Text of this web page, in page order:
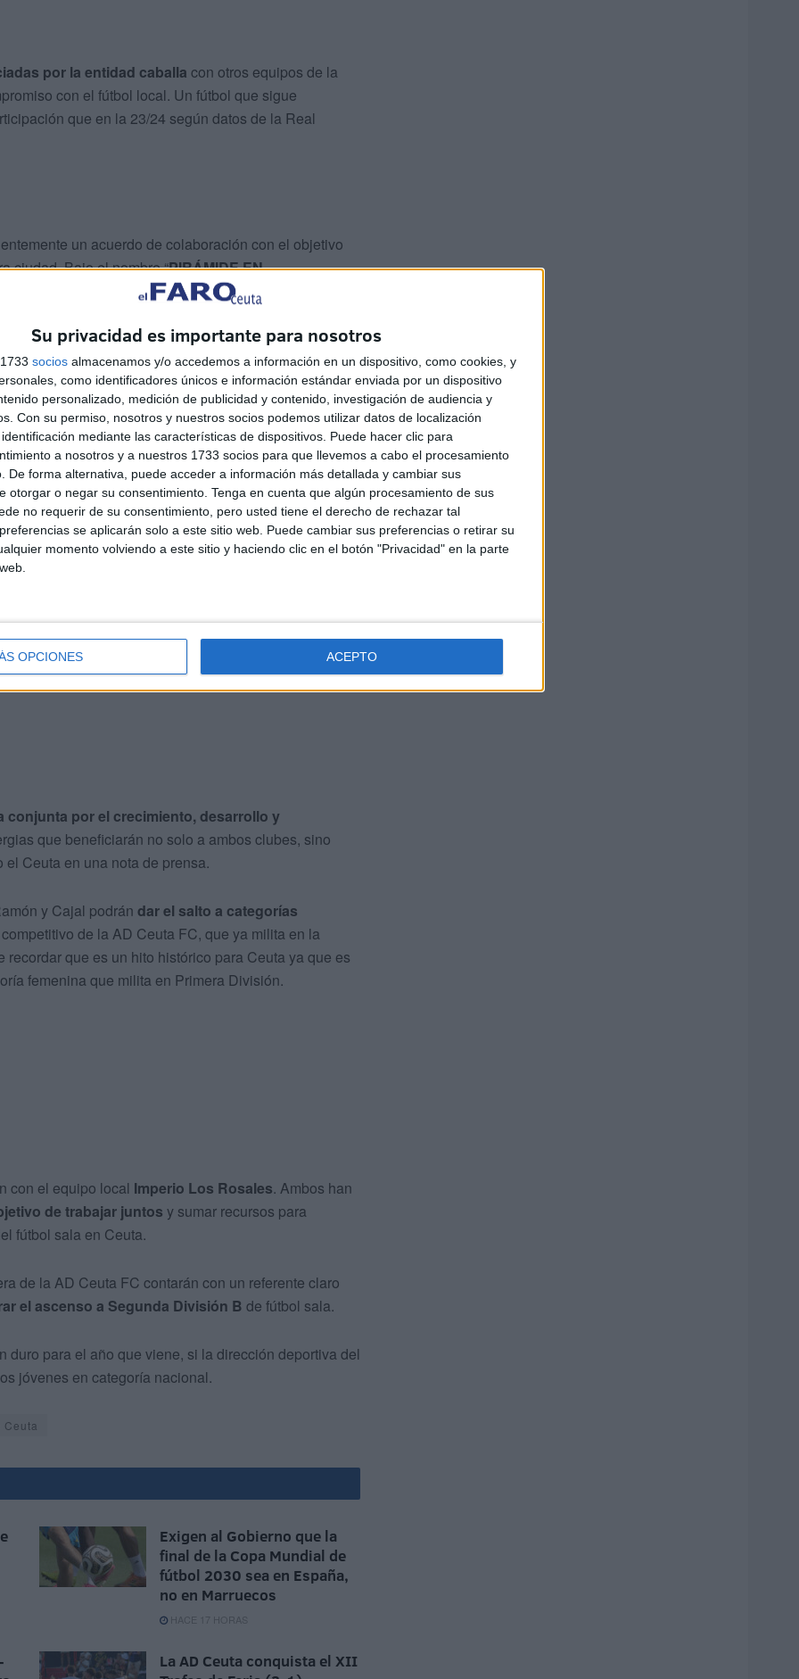
Su privacidad es importante para nosotros
socios almacenamos y/o accedemos a información en un dispositivo, como cookies, y
como identificadores únicos e información estándar enviada por un dispositivo
personalizado, medición de publicidad y contenido, investigación de audiencia y
Con su permiso, nosotros y nuestros socios podemos utilizar datos de localización
mediante las características de dispositivos. Puede hacer clic para
a nosotros y a nuestros 1733 socios para que llevemos a cabo el procesamiento
De forma alternativa, puede acceder a información más detallada y cambiar sus
otorgar o negar su consentimiento. Tenga en cuenta que algún procesamiento de sus
no requerir de su consentimiento, pero usted tiene el derecho de rechazar tal
se aplicarán solo a este sitio web. Puede cambiar sus preferencias o retirar su
momento volviendo a este sitio y haciendo clic en el botón "Privacidad" en la parte
OPCIONES ACEPTO
por la entidad caballa con otros equipos de la
con el fútbol local. Un fútbol que sigue
que en la 23/24 según datos de la Real
un acuerdo de colaboración con el objetivo
ciudad. Bajo el nombre “PIRÁMIDE EN
conjunta para ofrecer a los jóvenes futbolistas
que esto se trata de“un paso más para unir fuerzas y
Para empezar, la Agrupación Deportiva Ceuta ha
que más fomenta el fútbol femenino en nuestra
ha realizó un comunicado en la mañana de
clubes.
conjunta por el crecimiento, desarrollo y
que beneficiarán no solo a ambos clubes, sino
Ceuta en una nota de prensa.
y Cajal podrán dar el salto a categorías
de la AD Ceuta FC, que ya milita en la
que es un hito histórico para Ceuta ya que es
femenina que milita en Primera División.
con el equipo local Imperio Los Rosales. Ambos han
de trabajar juntos y sumar recursos para
fútbol sala en Ceuta.
de la AD Ceuta FC contarán con un referente claro
el ascenso a Segunda División B de fútbol sala.
duro para el año que viene, si la dirección deportiva del
jóvenes en categoría nacional.
Ceuta
Exigen al Gobierno que la
final de la Copa Mundial de
fútbol 2030 sea en España,
no en Marruecos
HACE 17 HORAS
La AD Ceuta conquista el XII